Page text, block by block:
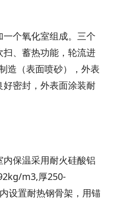
个氧化室组成。三个
、蓄热功能，轮流进
造（表面喷砂），外表
密封，外表面涂装耐
保温采用耐火硅酸铝
m3,厚250-
设置耐热钢骨架，用锚